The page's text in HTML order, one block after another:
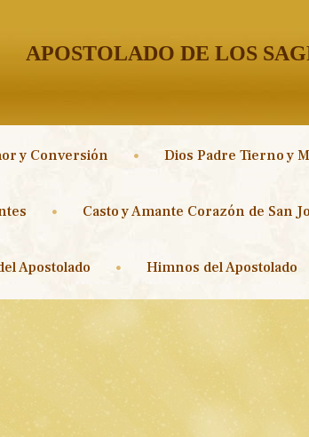
APOSTOLADO DE LOS
y Conversión Dios Padre Tierno y
Casto y Amante Corazón de San
Apostolado Himnos del Apostolado